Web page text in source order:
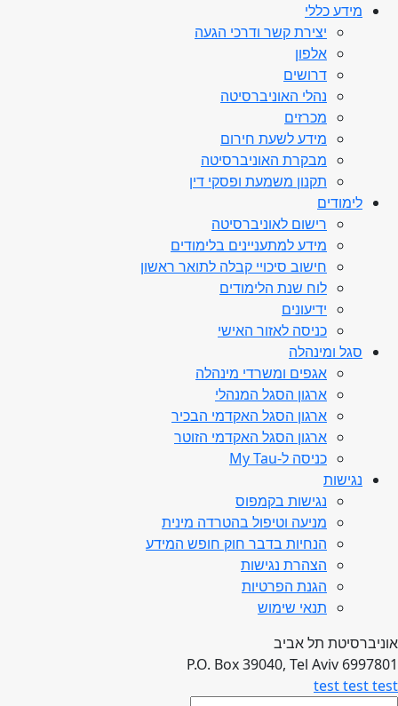
מידע כללי
יצירת קשר ודרכי הגעה
אלפון
דרושים
נהלי האוניברסיטה
מכרזים
מידע לשעת חירום
מבקרת האוניברסיטה
תקנון משמעת ופסקי דין
לימודים
רישום לאוניברסיטה
מידע למתעניינים בלימודים
חישוב סיכויי קבלה לתואר ראשון
לוח שנת הלימודים
ידיעונים
כניסה לאזור האישי
סגל ומינהלה
אגפים ומשרדי מינהלה
ארגון הסגל המנהלי
ארגון הסגל האקדמי הבכיר
ארגון הסגל האקדמי הזוטר
כניסה ל-My Tau
נגישות
נגישות בקמפוס
מניעה וטיפול בהטרדה מינית
הנחיות בדבר חוק חופש המידע
הצהרת נגישות
הגנת הפרטיות
תנאי שימוש
אוניברסיטת תל אביב
P.O. Box 39040, Tel Aviv 6997801
test test test